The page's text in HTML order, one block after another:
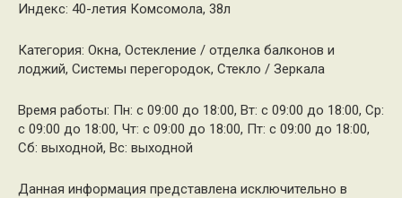
Индекс: 40-летия Комсомола, 38л
Категория: Окна, Остекление / отделка балконов и
лоджий, Системы перегородок, Стекло / Зеркала
Время работы: Пн: с 09:00 до 18:00, Вт: с 09:00 до 18:00, Ср:
с 09:00 до 18:00, Чт: с 09:00 до 18:00, Пт: с 09:00 до 18:00,
Сб: выходной, Вс: выходной
Данная информация представлена исключительно в